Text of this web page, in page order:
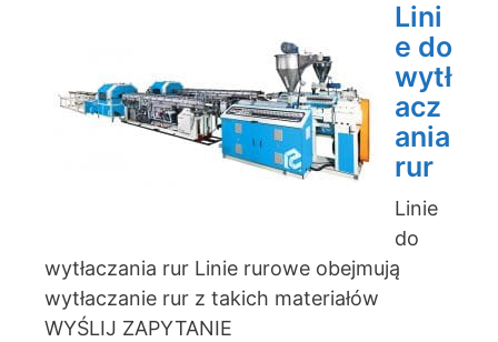
Lini
e do
wytł
acz
ania
rur
Linie
do
wytłaczania rur Linie rurowe obejmują
wytłaczanie rur z takich materiałów
WYŚLIJ ZAPYTANIE